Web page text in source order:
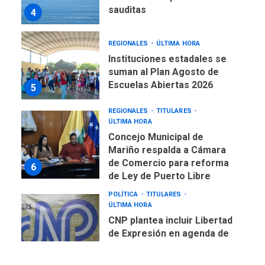
4
sauditas
5
REGIONALES ÚLTIMA HORA
Instituciones estadales se
suman al Plan Agosto de
Escuelas Abiertas 2026
6
REGIONALES
TITULARES
ÚLTIMA HORA
Concejo Municipal de
Mariño respalda a Cámara
de Comercio para reforma
de Ley de Puerto Libre
POLÍTICA
TITULARES
ÚLTIMA HORA
CNP plantea incluir Libertad
de Expresión en agenda de